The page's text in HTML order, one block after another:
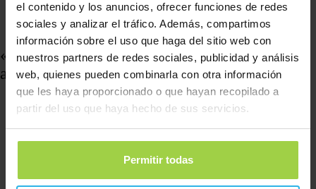
el contenido y los anuncios, ofrecer funciones de redes
sociales y analizar el tráfico. Además, compartimos
información sobre el uso que haga del sitio web con
nuestros partners de redes sociales, publicidad y análisis
web, quienes pueden combinarla con otra información
que les haya proporcionado o que hayan recopilado a
partir del uso que haya hecho de sus servicios.
Permitir todas
No
«Si le doy a mi hijo un rastreador GPS, podrá
alejarse más de casa de lo habitual».
Totalmente de acuerdo
Neutro 23 %